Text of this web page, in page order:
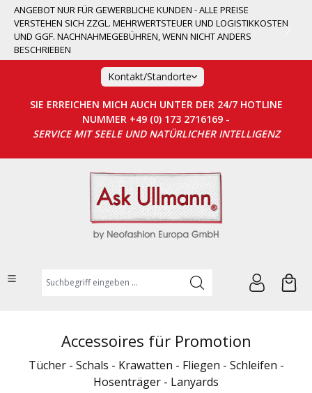
springen
ANGEBOT NUR FÜR GEWERBLICHE KUNDEN - ALLE PREISE
VERSTEHEN SICH ZZGL. MEHRWERTSTEUER UND LOGISTIKKOSTEN
UND GGF. NACHNAHMEGEBÜHREN, WENN NICHT ANDERS
BESCHRIEBEN
Kontakt/Standorte
SIE ERREICHEN MICH AUCH UNTER DER 24/7 HOTLINE
NUMMER +49 (0) 173 2716169 -
SERVICE MIT SEELE UND NATÜRLICHER INTELLIGENZ
Suchbegriff eingeben ...
Accessoires für Promotion
Tücher - Schals - Krawatten - Fliegen - Schleifen -
Hosenträger - Lanyards